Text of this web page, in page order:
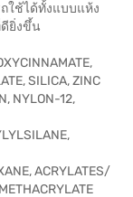
ใช้ได้ทั้งแบบแห้ง
ยิ่งขึ้น
SILICA, ZINC
NYLON-12,
ACRYLATES/